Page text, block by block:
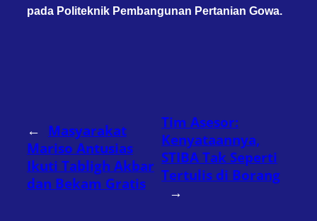
pada Politeknik Pembangunan Pertanian Gowa.
← Masyarakat
Mariso Antusias
Ikuti Tabligh Akbar
dan Bekam Gratis
Tim Asesor:
Kenyataannya,
STIBA Tak Seperti
Tertulis di Borang
→